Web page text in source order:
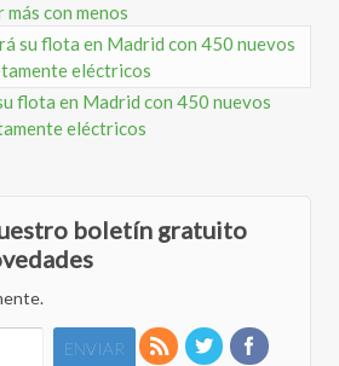
con menos
flota en Madrid con 450 nuevos
eléctricos
boletín gratuito